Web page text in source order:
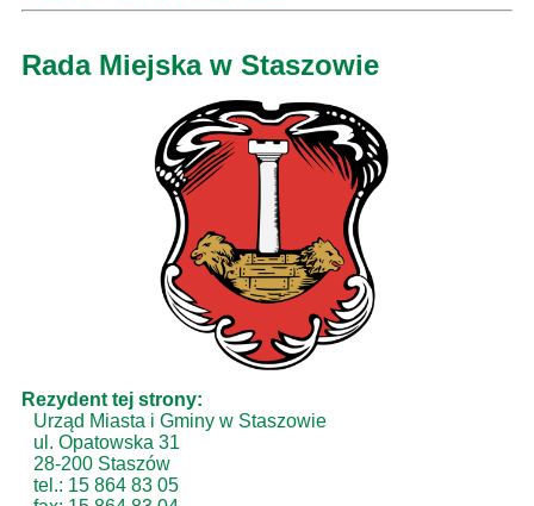
Rada Miejska w Staszowie
Rezydent tej strony:
Urząd Miasta i Gminy w Staszowie
ul. Opatowska 31
28-200 Staszów
tel.: 15 864 83 05